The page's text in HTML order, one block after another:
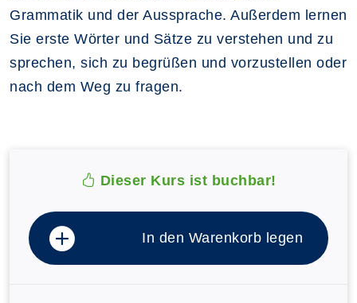
Grammatik und der Aussprache. Außerdem lernen
Sie erste Wörter und Sätze zu verstehen und zu
sprechen, sich zu begrüßen und vorzustellen oder
nach dem Weg zu fragen.
Dieser Kurs ist buchbar!
In den Warenkorb legen